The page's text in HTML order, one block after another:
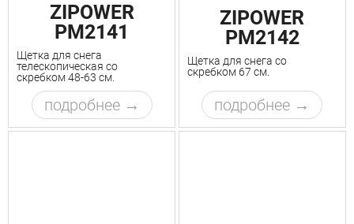
ZIPOWER
PM2141
Щетка для снега
телескопическая со
скребком 48-63 см.
подробнее
ZIPOWER
PM2142
Щетка для снега со
скребком 67 см.
подробнее